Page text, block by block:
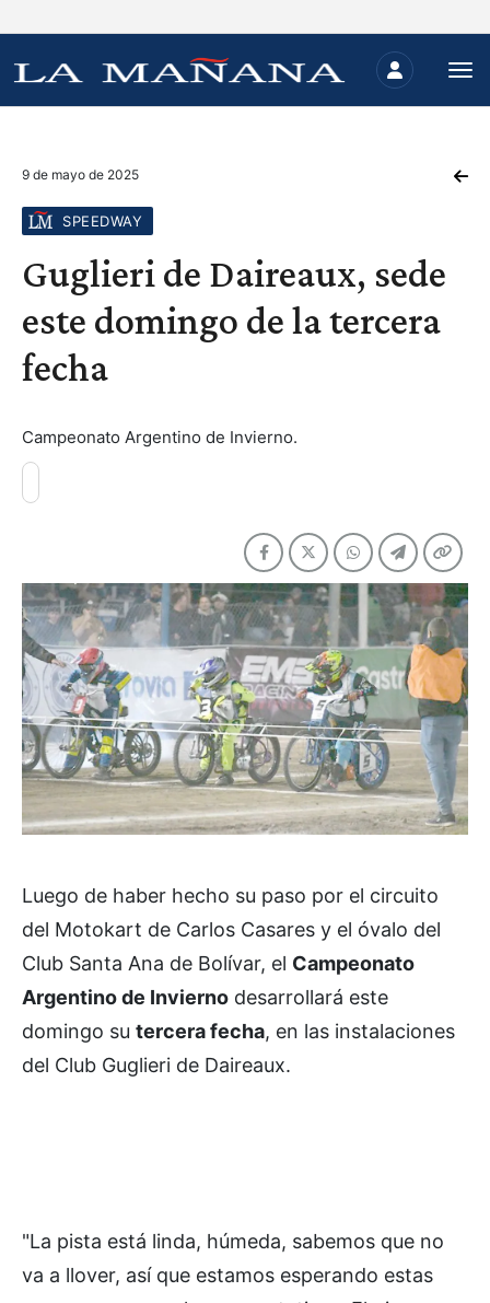
9 de mayo de 2025
SPEEDWAY
Guglieri de Daireaux, sede
este domingo de la tercera
fecha
Campeonato Argentino de Invierno.
Luego de haber hecho su paso por el circuito
del Motokart de Carlos Casares y el óvalo del
Club Santa Ana de Bolívar, el Campeonato
Argentino de Invierno desarrollará este
domingo su tercera fecha, en las instalaciones
del Club Guglieri de Daireaux.
"La pista está linda, húmeda, sabemos que no
va a llover, así que estamos esperando estas